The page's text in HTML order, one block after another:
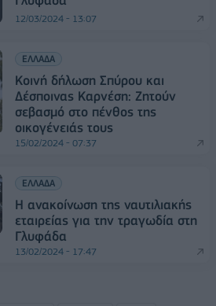
12/03/2024 - 13:07
ΕΛΛΑΔΑ
Κοινή δήλωση Σπύρου και
Δέσποινας Καρνέση: Ζητούν
σεβασμό στο πένθος της
οικογένειάς τους
15/02/2024 - 07:37
ΕΛΛΑΔΑ
Η ανακοίνωση της ναυτιλιακής
εταιρείας για την τραγωδία στη
Γλυφάδα
13/02/2024 - 17:47